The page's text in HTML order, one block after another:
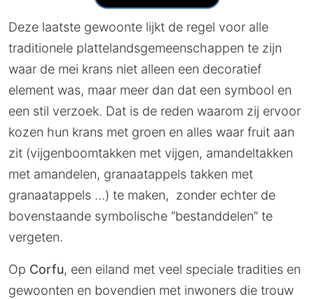
Deze laatste gewoonte lijkt de regel voor alle
traditionele plattelandsgemeenschappen te zijn
waar de mei krans niet alleen een decoratief
element was, maar meer dan dat een symbool en
een stil verzoek. Dat is de reden waarom zij ervoor
kozen hun krans met groen en alles waar fruit aan
zit (vijgenboomtakken met vijgen, amandeltakken
met amandelen, granaatappels takken met
granaatappels …) te maken, zonder echter de
bovenstaande symbolische “bestanddelen” te
vergeten.
Op Corfu, een eiland met veel speciale tradities en
gewoonten en bovendien met inwoners die trouw